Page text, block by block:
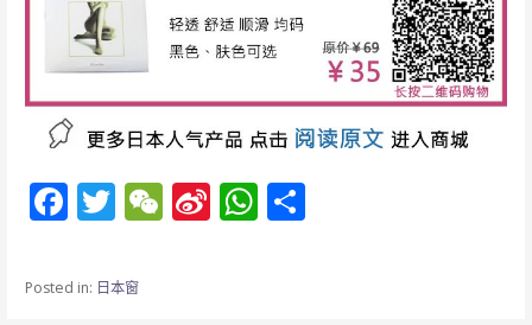
F
e
T
itt
W Si W 分
Posted in: 日本窗